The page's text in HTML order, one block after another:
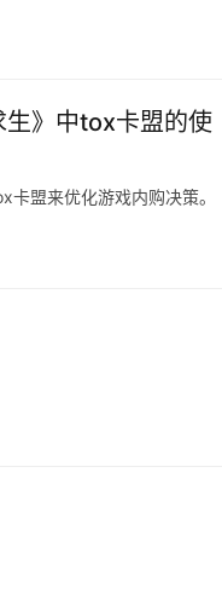
》中tox卡盟的使
盟来优化游戏内购决策。